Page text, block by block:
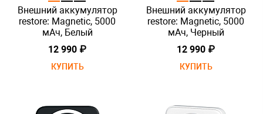
Внешний аккумулятор
restore: Magnetic, 5000
мАч, Белый
12 990 ₽
КУПИТЬ
Внешний аккумулятор
restore: Magnetic, 5000
мАч, Черный
12 990 ₽
КУПИТЬ